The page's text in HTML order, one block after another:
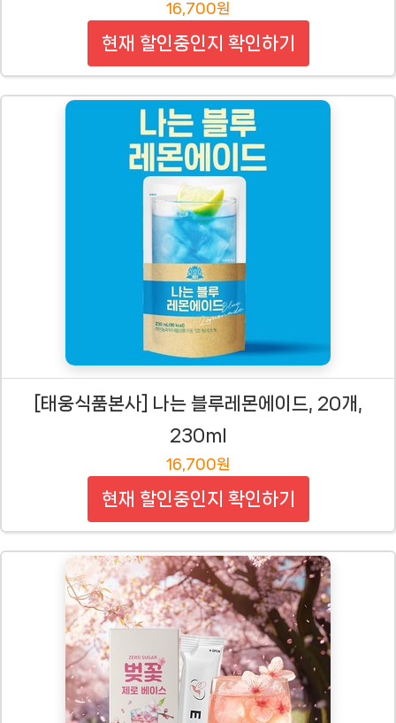
16,700원
현재 할인중인지 확인하기
[태웅식품본사] 나는 블루레몬에이드, 20개,
230ml
16,700원
현재 할인중인지 확인하기